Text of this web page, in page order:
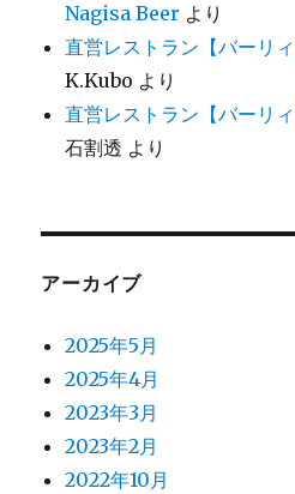
Nagisa Beer より
直営レストラン【バーリ
K.Kubo より
直営レストラン【バーリ
石割透 より
アーカイブ
2025年5月
2025年4月
2023年3月
2023年2月
2022年10月